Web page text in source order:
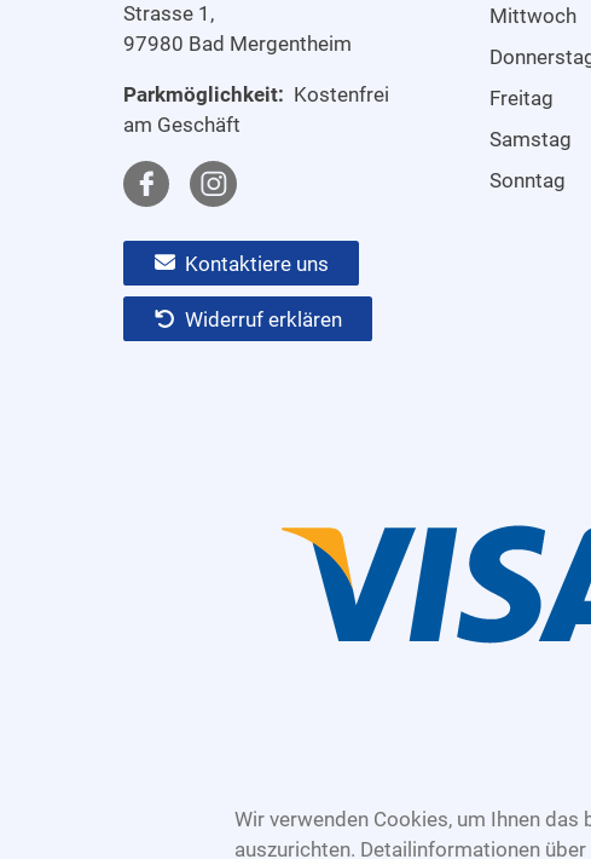
Strasse 1,
97980 Bad Mergentheim
Parkmöglichkeit: Kostenfrei
am Geschäft
Kontaktiere uns
Widerruf erklären
Mittwoch
Freitag
Samstag
Sonntag
Wir verwenden Cookies, um Ihnen
auszurichten. Detailinformationen